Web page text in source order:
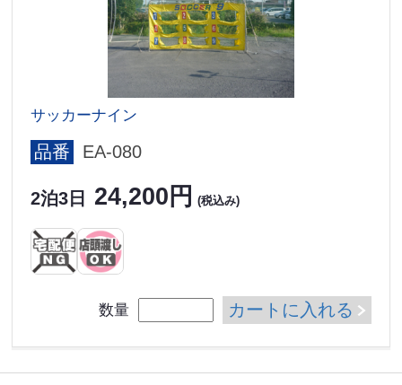
サッカーナイン
品番 EA-080
2泊3日 24,200円 (税込み)
数量 カートに入れる